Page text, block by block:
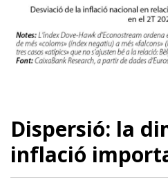
Dispersió: la
inflació